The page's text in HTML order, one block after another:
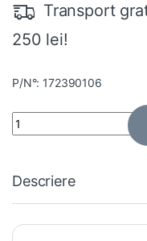
Transport
250 lei!
P/N°: 172390106
Quantity
Descriere